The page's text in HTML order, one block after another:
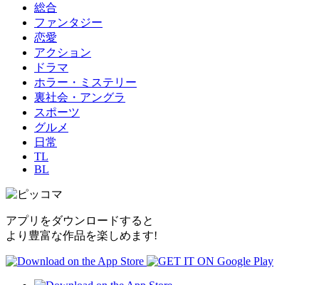
総合
ファンタジー
恋愛
アクション
ドラマ
ホラー・ミステリー
裏社会・アングラ
スポーツ
グルメ
日常
TL
BL
アプリをダウンロードすると
より豊富な作品を楽しめます!